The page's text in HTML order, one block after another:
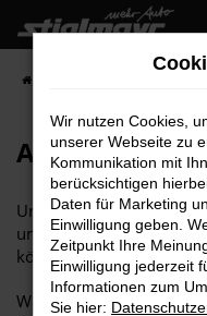
Zum
Hauptinhalt
springen
Audi
Unter dem Begriff Audi
umfangreicher Service,
können.
Was das bedeutet?
Wir nutzen Cookies,
unserer Webseite zu
Kommunikation mit
berücksichtigen
Daten für Marketing
Einwilligung geben.
Zeitpunkt Ihre
Einwilligung jederzeit
Informationen zum
Sie hier: